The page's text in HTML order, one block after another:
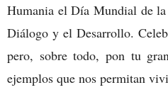
Humania el Día Mundial de
Diálogo y el Desarrollo.
pero, sobre todo, pon tu
ejemplos que nos permitan